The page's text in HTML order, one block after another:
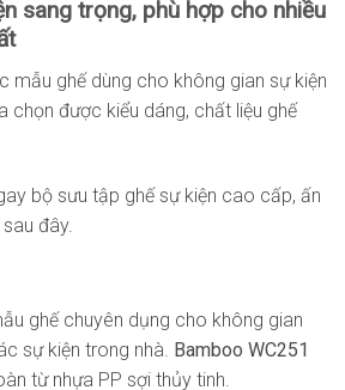
sang trọng, phù hợp cho nhiều
mẫu ghế dùng cho không gian sự kiện
chọn được kiểu dáng, chất liệu ghế
bộ sưu tập ghế sự kiện cao cấp, ấn
đây.
ghế chuyên dụng cho không gian
sự kiện trong nhà. Bamboo WC251
từ nhựa PP sợi thủy tinh.